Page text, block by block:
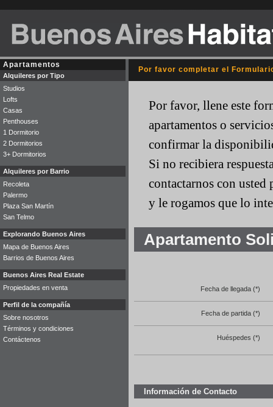
Por favor completar el
Por favor, llene este
apartamentos o
confirmar la
Si no recibiera
contactarnos con
y le rogamos que lo
Apartamento
Fecha de llegada (*)
Fecha de partida (*)
Huéspedes (*)
Información de Contacto
Apartamentos
Alquileres por Tipo
Studios
Lofts
Casas
Penthouses
1 Dormitorio
2 Dormitorios
3+ Dormitorios
Alquileres por Barrio
Recoleta
Palermo
Plaza San Martín
San Telmo
Explorando Buenos Aires
Mapa de Buenos Aires
Barrios de Buenos Aires
Buenos Aires Real Estate
Propiedades en venta
Perfil de la compañía
Sobre nosotros
Términos y condiciones
Contáctenos